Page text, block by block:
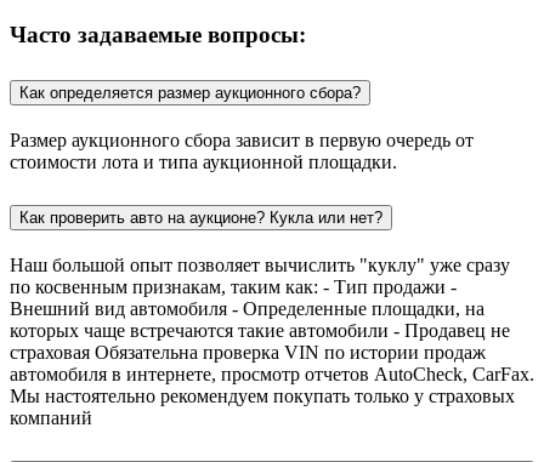
Часто задаваемые вопросы:
Как определяется размер аукционного сбора?
Размер аукционного сбора зависит в первую очередь от
стоимости лота и типа аукционной площадки.
Как проверить авто на аукционе? Кукла или нет?
Наш большой опыт позволяет вычислить "куклу" уже сразу
по косвенным признакам, таким как: - Тип продажи -
Внешний вид автомобиля - Определенные площадки, на
которых чаще встречаются такие автомобили - Продавец не
страховая Обязательна проверка VIN по истории продаж
автомобиля в интернете, просмотр отчетов AutoCheck, CarFax.
Мы настоятельно рекомендуем покупать только у страховых
компаний